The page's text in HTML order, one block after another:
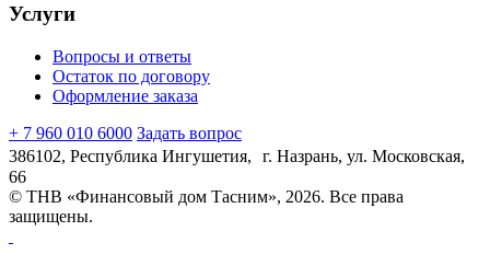
Услуги
Вопросы и ответы
Остаток по договору
Оформление заказа
+ 7 960 010 6000 Задать вопрос
386102, Республика Ингушетия, г. Назрань, ул. Московская,
66
© ТНВ «Финансовый дом Тасним», 2026. Все права
защищены.